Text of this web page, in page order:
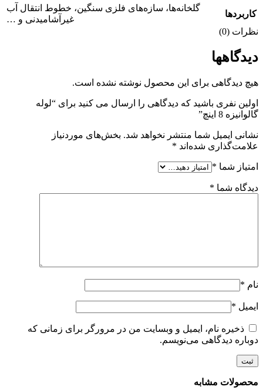
کاربردها
گلخانه‌ها، سازه‌های فلزی سنگین، خطوط انتقال آب
غیرآشامیدنی و …
نظرات (0)
دیدگاهها
هیچ دیدگاهی برای این محصول نوشته نشده است.
اولین نفری باشید که دیدگاهی را ارسال می کنید برای “لوله
گالوانیزه 8 اینچ”
نشانی ایمیل شما منتشر نخواهد شد. بخش‌های موردنیاز
علامت‌گذاری شده‌اند *
امتیاز شما *
دیدگاه شما *
نام *
ایمیل *
ذخیره نام، ایمیل و وبسایت من در مرورگر برای زمانی که
دوباره دیدگاهی می‌نویسم.
محصولات مشابه